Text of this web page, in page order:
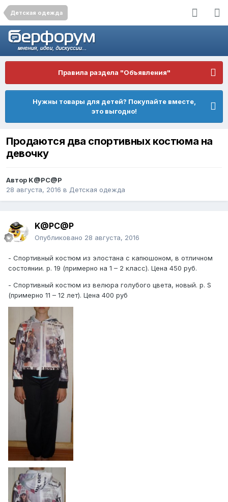
Детская одежда
Правила раздела "Объявления"
Нужны товары для детей? Покупайте вместе,
это выгодно!
Продаются два спортивных костюма на
девочку
Автор K@PC@P
28 августа, 2016 в Детская одежда
K@PC@P
Опубликовано 28 августа, 2016
- Спортивный костюм из элостана с капюшоном, в отличном
состоянии. р. 19 (примерно на 1 – 2 класс). Цена 450 руб.
- Спортивный костюм из велюра голубого цвета, новый. р. S
(примерно 11 – 12 лет). Цена 400 руб